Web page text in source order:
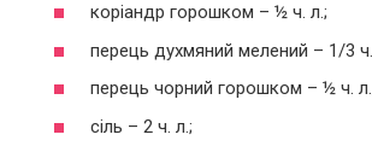
коріандр горошком – ½ ч. л.;
перець духмяний мелений – 1/3
перець чорний горошком – ½ ч.
сіль – 2 ч. л.;